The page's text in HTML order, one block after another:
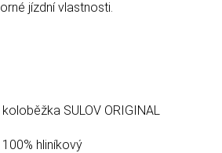
jízdní vlastnosti.
SULOV ORIGINAL
hliníkový